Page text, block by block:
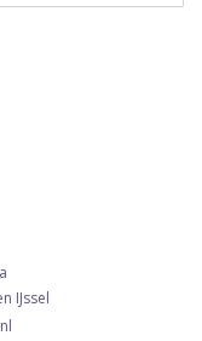
IJssel